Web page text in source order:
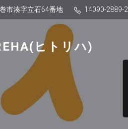
市湊字立石64番地 14090-2889-2
ヒトリハ)